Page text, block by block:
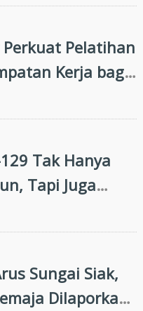
Perkuat Pelatihan
Kerja bagi
Disabilitas
Tak Hanya
Tapi Juga
Melalui
Pangan
Sungai Siak,
Dilaporkan